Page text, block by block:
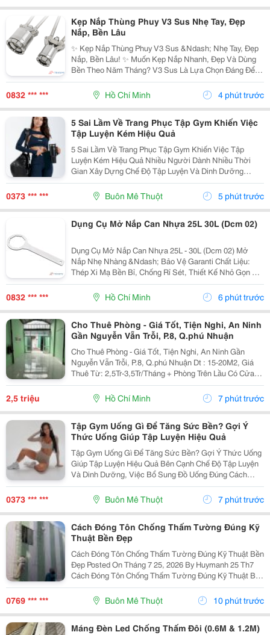
Kẹp Nắp Thùng Phuy V3 Sus Nhẹ Tay, Đẹp
Nắp, Bền Lâu
✨ Kẹp Nắp Thùng Phuy V3 Sus &Ndash; Nhẹ Tay, Đẹp
Nắp, Bền Lâu! ✨ Muốn Kẹp Nắp Nhanh, Đẹp Và Dùng
Bền Theo Năm Tháng? V3 Sus Là Lựa Chọn Đáng Để
Đầu Tư! ✅ Inox Nguyên Khối, Chống Gỉ Sét Và Chống
Ăn Mòn Hiệu Quả. Cơ Chế Trợ Lực, Bấm Nhẹ Tay,
0832 *** *** Hồ Chí Minh 4 phút trước
5 Sai Lầm Về Trang Phục Tập Gym Khiến Việc
Tập Luyện Kém Hiệu Quả
5 Sai Lầm Về Trang Phục Tập Gym Khiến Việc Tập
Luyện Kém Hiệu Quả Nhiều Người Dành Nhiều Thời
Gian Xây Dựng Chế Độ Tập Luyện Và Dinh Dưỡng
Nhưng Lại Bỏ Qua Việc Lựa Chọn Trang Phục. Thực Tế,
Quần Áo Tập Gym Không Chỉ Giúp Bạn Thoải Mái Khi
Vận Động...
0373 *** *** Buôn Mê Thuột 5 phút trước
Dụng Cụ Mở Nắp Can Nhựa 25L 30L (Dcm 02)
Dụng Cụ Mở Nắp Can Nhựa 25L - 30L (Dcm 02) Mở
Nắp Nhẹ Nhàng &Ndash; Bảo Vệ Garanti Chất Liệu:
Thép Xi Mạ Bền Bỉ, Chống Rỉ Sét, Thiết Kế Nhỏ Gọn Dễ
Mang Theo. Đặc Điểm Nổi Bật: * Trang Bị 8 Rãnh Sâu
(Đường Kính 65-67Mm) Bám Khít Nắp Can, Giúp Mở...
0832 *** *** Hồ Chí Minh 6 phút trước
Cho Thuê Phòng - Giá Tốt, Tiện Nghi, An Ninh
Gần Nguyễn Vẵn Trỗi, P.8, Q.phú Nhuận
Cho Thuê Phòng - Giá Tốt, Tiện Nghi, An Ninh Gần
Nguyễn Vẵn Trỗi, P.8, Q.phú Nhuận Dt : 15-20M2, Giá
Thuê Từ: 2,5Tr-3,5Tr/Tháng + Phòng Trên Lầu Có Cửa
Sổ Sạch, Thoáng, Nhà Vệ Sinh Riêng, Có Chỗ Nấu Ăn,
Rửa Đồ. Xe 100K/Tháng, Điện 3.5K/Kw, Nước...
2,5 triệu Hồ Chí Minh 7 phút trước
Tập Gym Uống Gì Để Tăng Sức Bền? Gợi Ý
Thức Uống Giúp Tập Luyện Hiệu Quả
Tập Gym Uống Gì Để Tăng Sức Bền? Gợi Ý Thức Uống
Giúp Tập Luyện Hiệu Quả Bên Cạnh Chế Độ Tập Luyện
Và Dinh Dưỡng, Việc Bổ Sung Đồ Uống Đúng Cách
Cũng Ảnh Hưởng Trực Tiếp Đến Hiệu Suất Tập Gym.
Khi Vận Động, Cơ Thể Mất Nhiều Nước Và Khoáng...
0373 *** *** Buôn Mê Thuột 7 phút trước
Cách Đóng Tôn Chống Thấm Tường Đúng Kỹ
Thuật Bền Đẹp
Cách Đóng Tôn Chống Thấm Tường Đúng Kỹ Thuật Bền
Đẹp Posted On Tháng 7 25, 2026 By Huymanh 25 Th7
Cách Đóng Tôn Chống Thấm Tường Đúng Kỹ Thuật Bền
Đẹp Thấm Dột Tường Nhà, Đặc Biệt Là Khu Vực
Tường Hông Và Khe Giáp Ranh Giữa Hai...
0769 *** *** Buôn Mê Thuột 10 phút trước
Máng Đèn Led Chống Thấm Đôi (0.6M & 1.2M)